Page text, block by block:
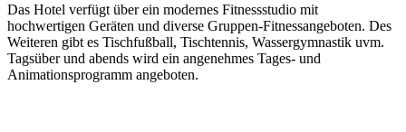
Das Hotel verfügt über ein modernes Fitnessstudio mit
hochwertigen Geräten und diverse Gruppen-Fitnessangeboten. Des
Weiteren gibt es Tischfußball, Tischtennis, Wassergymnastik uvm.
Tagsüber und abends wird ein angenehmes Tages- und
Animationsprogramm angeboten.